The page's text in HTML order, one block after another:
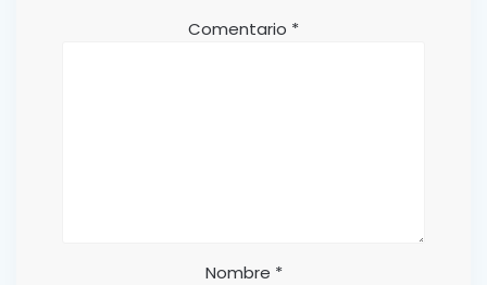
Comentario *
Nombre *